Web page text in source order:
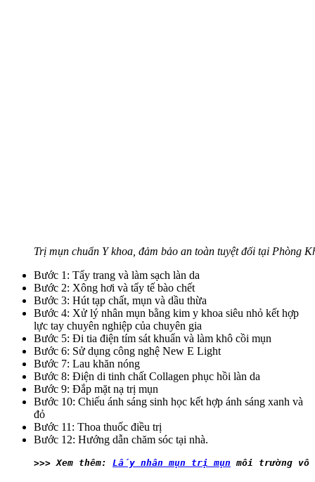
Trị mụn chuẩn Y khoa, đảm bảo an toàn tuyệt đối tại Phòng
Bước 1: Tẩy trang và làm sạch làn da
Bước 2: Xông hơi và tẩy tế bào chết
Bước 3: Hút tạp chất, mụn và dầu thừa
Bước 4: Xử lý nhân mụn bằng kim y khoa siêu nhỏ kết hợp
lực tay chuyên nghiệp của chuyên gia
Bước 5: Đi tia điện tím sát khuẩn và làm khô cồi mụn
Bước 6: Sử dụng công nghệ New E Light
Bước 7: Lau khăn nóng
Bước 8: Điện di tinh chất Collagen phục hồi làn da
Bước 9: Đắp mặt nạ trị mụn
Bước 10: Chiếu ánh sáng sinh học kết hợp ánh sáng xanh và
đỏ
Bước 11: Thoa thuốc điều trị
Bước 12: Hướng dẫn chăm sóc tại nhà.
>>> Xem thêm: Lấy nhân mụn trị mụn môi trường